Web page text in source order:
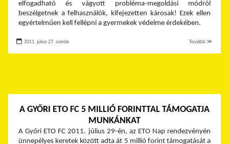
elfogadható és vágyott probléma-megoldási módról
beszélgetnek a felhasználók, kifejezetten károsak! Ezek ellen
egyértelműen kell fellépni a gyermekek védelme érdekében.
2011. július 27. szerda Tovább ≫
A GYŐRI ETO FC 5 MILLIÓ FORINTTAL TÁMOGATJA
MUNKÁNKAT
A Győri ETO FC 2011. július 29-én, az ETO Nap rendezvényén
ünnepélyes keretek között adta át 5 millió forint támogatását a